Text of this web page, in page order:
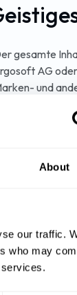
About
our traffic.
who may
gesamte
AG
und
Sie dürfen
kommerziellen
Jede andere
Änderung,
vorherigen
Sie
posten oder